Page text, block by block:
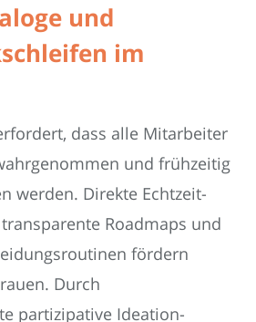
und
im
dass alle Mitarbeiter
und frühzeitig
werden. Direkte Echtzeit-
Roadmaps und
fördern
Durch
partizipative Ideation-